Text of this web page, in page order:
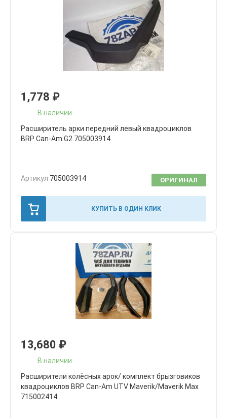
1,778 ₽
В наличии
Расширитель арки передний левый квадроциклов
BRP Can-Am G2 705003914
Артикул 705003914 ОРИГИНАЛ
КУПИТЬ В ОДИН КЛИК
13,680 ₽
В наличии
Расширители колёсных арок/ комплект брызговиков
квадроциклов BRP Can-Am UTV Maverik/Maverik Max
715002414